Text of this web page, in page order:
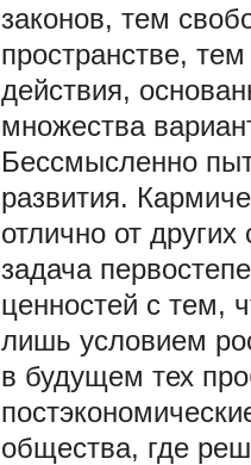
законов, тем
пространстве,
действия,
множества
Бессмысленно
развития.
отлично от
задача
ценностей с тем,
лишь условием
в будущем тех
общества, где